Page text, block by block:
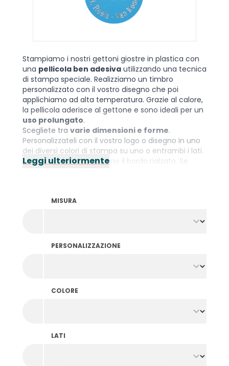
Stampiamo i nostri gettoni giostre in plastica con
una pellicola ben adesiva utilizzando una tecnica
di stampa speciale. Realizziamo un timbro
personalizzato con il vostro disegno che poi
applichiamo ad alta temperatura. Grazie al calore,
la pellicola aderisce al gettone e sono ideali per un
uso prolungato.
Scegliete tra varie dimensioni e forme.
Personalizzateli con il vostro logo o disegno in uno
dei diversi colori di stampa su uno o entrambi i lati.
I gettoni giostre non hanno il bordo rialzato. Se
Leggi ulteriormente
MISURA
PERSONALIZZAZIONE
COLORE
LATI